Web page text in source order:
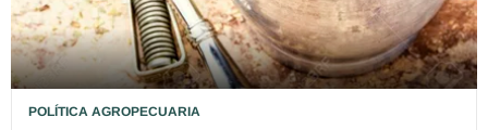
POLÍTICA AGROPECUARIA